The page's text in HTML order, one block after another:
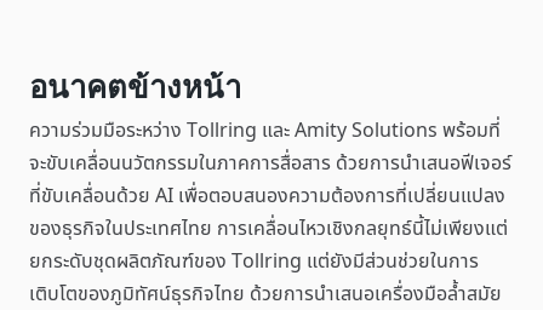
อนาคตข้างหน้า
ความร่วมมือระหว่าง Tollring และ Amity Solutions พร้อมที่
จะขับเคลื่อนนวัตกรรมในภาคการสื่อสาร ด้วยการนำเสนอฟีเจอร์
ที่ขับเคลื่อนด้วย AI เพื่อตอบสนองความต้องการที่เปลี่ยนแปลง
ของธุรกิจในประเทศไทย การเคลื่อนไหวเชิงกลยุทธ์นี้ไม่เพียงแต่
ยกระดับชุดผลิตภัณฑ์ของ Tollring แต่ยังมีส่วนช่วยในการ
เติบโตของภูมิทัศน์ธุรกิจไทย ด้วยการนำเสนอเครื่องมือล้ำสมัย